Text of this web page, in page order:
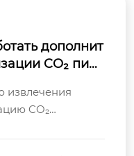
дополнит
CO₂ пищ
извлечения
CO₂